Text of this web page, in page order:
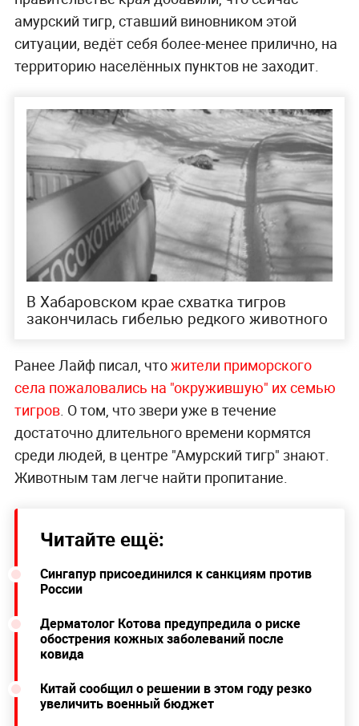
амурский тигр, ставший виновником этой
ситуации, ведёт себя более-менее прилично, на
территорию населённых пунктов не заходит.
В Хабаровском крае схватка тигров
закончилась гибелью редкого животного
Ранее Лайф писал, чтожители приморского
села пожаловались на "окружившую" их семью
тигров. О том, что звери уже в течение
достаточно длительного времени кормятся
среди людей, в центре "Амурский тигр" знают.
Животным там легче найти пропитание.
Читайте ещё:
Сингапур присоединился к санкциям против
России
Дерматолог Котова предупредила о риске
обострения кожных заболеваний после
ковида
Китай сообщил о решении в этом году резко
увеличить военный бюджет